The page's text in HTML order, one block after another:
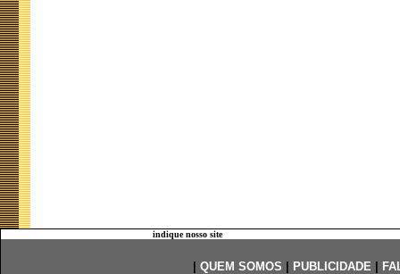
indique nosso site
QUEM SOMOS PUBLICIDADE|